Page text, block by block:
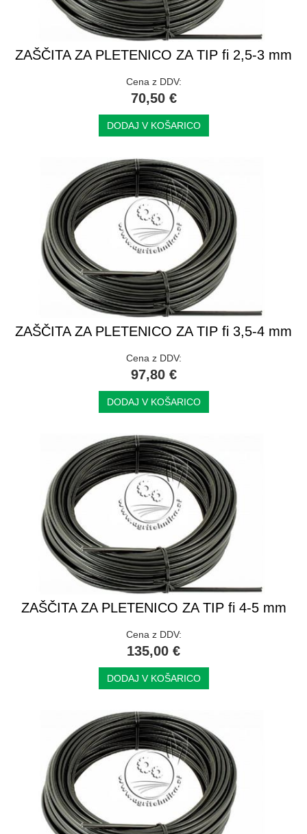
ZAŠČITA ZA PLETENICO ZA TIP fi 2,5-3 mm
Cena z DDV:
70,50 €
DODAJ V KOŠARICO
ZAŠČITA ZA PLETENICO ZA TIP fi 3,5-4 mm
Cena z DDV:
97,80 €
DODAJ V KOŠARICO
ZAŠČITA ZA PLETENICO ZA TIP fi 4-5 mm
Cena z DDV:
135,00 €
DODAJ V KOŠARICO